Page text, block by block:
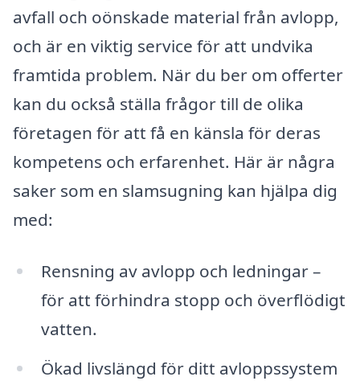
avfall och oönskade material från avlopp,
och är en viktig service för att undvika
framtida problem. När du ber om offerter
kan du också ställa frågor till de olika
företagen för att få en känsla för deras
kompetens och erfarenhet. Här är några
saker som en slamsugning kan hjälpa dig
med:
Rensning av avlopp och ledningar –
för att förhindra stopp och överflödigt
vatten.
Ökad livslängd för ditt avloppssystem